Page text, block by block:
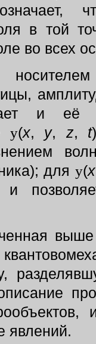
в той
во всех
и её
y(х, у, z, t
для y(х
выше
явлений.